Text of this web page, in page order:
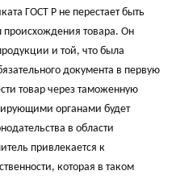
ГОСТ Р не перестает быть
происхождения товара. Он
и той, что была
документа в первую
товар через таможенную
органами будет
в области
привлекается к
которая в таком